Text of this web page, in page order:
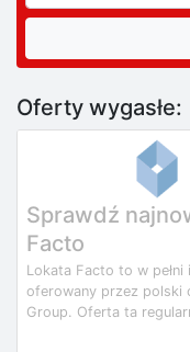
Oferty wygasłe:
Sprawdź
Facto
Lokata Facto to w
oferowany przez polski
Group. Oferta ta